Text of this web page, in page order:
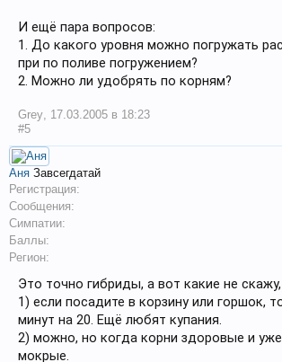
И ещё пара вопросов:
1. До какого уровня можно погружать
при по поливе погружением?
2. Можно ли удобрять по корням?
Grey, 17.03.2005 в 18:23
#5
Аня Завсегдатай
Регистрация:
Сообщения:
Симпатии:
Баллы:
Регион:
Это точно гибриды, а вот какие не
1) если посадите в корзину или горшок,
минут на 20. Ещё любят купания.
2) можно, но когда корни здоровые и уже
мокрые.